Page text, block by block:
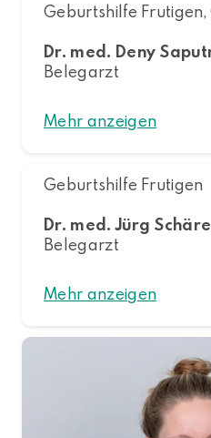
Geburtshilfe
Dr. med. Deny
Belegarzt
Mehr anzeigen
Geburtshilfe Frutigen
Dr. med. Jürg
Belegarzt
Mehr anzeigen